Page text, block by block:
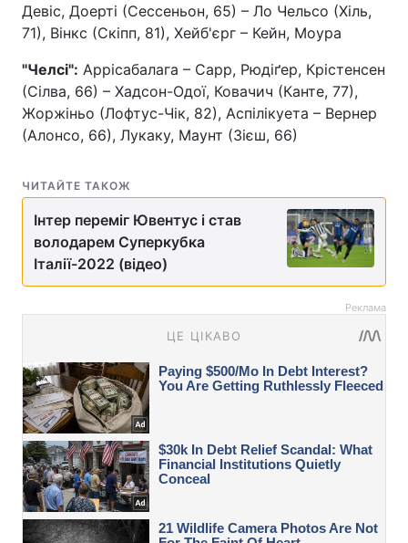
Девіс, Доерті (Сессеньон, 65) – Ло Чельсо (Хіль,
71), Вінкс (Скіпп, 81), Хейб'єрг – Кейн, Моура
"Челсі": Аррісабалага – Сарр, Рюдіґер, Крістенсен
(Сілва, 66) ​​– Хадсон-Одої, Ковачич (Канте, 77),
Жоржіньо (Лофтус-Чік, 82), Аспілікуета – Вернер
(Алонсо, 66), Лукаку, Маунт (Зієш, 66)
ЧИТАЙТЕ ТАКОЖ
Інтер переміг Ювентус і став
володарем Суперкубка
Італії-2022 (відео)
Реклама